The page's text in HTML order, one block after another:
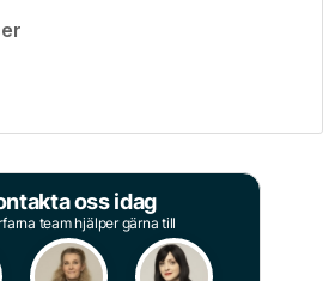
oss idag
team hjälper gärna till